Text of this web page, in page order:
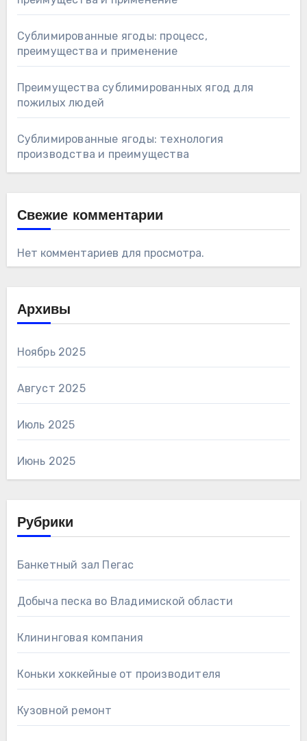
Сублимированные ягоды: процесс,
преимущества и применение
Преимущества сублимированных ягод для
пожилых людей
Сублимированные ягоды: технология
производства и преимущества
Свежие комментарии
Нет комментариев для просмотра.
Архивы
Ноябрь 2025
Август 2025
Июль 2025
Июнь 2025
Рубрики
Банкетный зал Пегас
Добыча песка во Владимиской области
Клининговая компания
Коньки хоккейные от производителя
Кузовной ремонт